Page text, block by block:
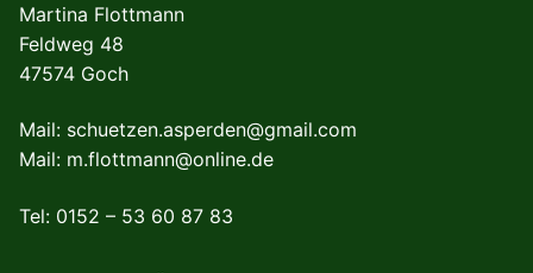
Martina Flottmann
Feldweg 48
47574 Goch
Mail: schuetzen.asperden@gmail.com
Mail: m.flottmann@online.de
Tel: 0152 – 53 60 87 83